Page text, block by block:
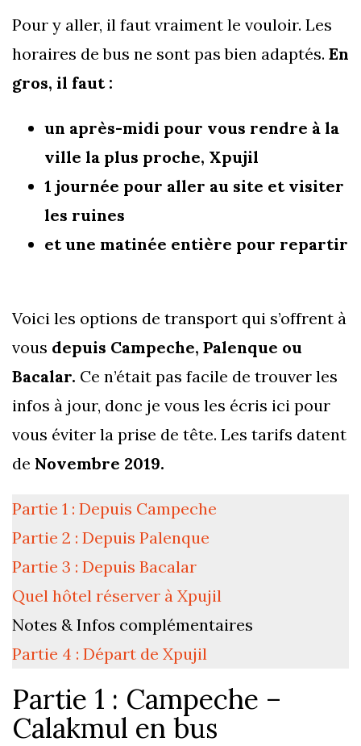
Pour y aller, il faut vraiment le vouloir. Les
horaires de bus ne sont pas bien adaptés. En
gros, il faut :
un après-midi pour vous rendre à la
ville la plus proche, Xpujil
1 journée pour aller au site et visiter
les ruines
et une matinée entière pour repartir
Voici les options de transport qui s’offrent à
vous depuis Campeche, Palenque ou
Bacalar. Ce n’était pas facile de trouver les
infos à jour, donc je vous les écris ici pour
vous éviter la prise de tête. Les tarifs datent
de Novembre 2019.
Partie 1 : Depuis Campeche
Partie 2 : Depuis Palenque
Partie 3 : Depuis Bacalar
Quel hôtel réserver à Xpujil
Notes & Infos complémentaires
Partie 4 : Départ de Xpujil
Partie 1 : Campeche –
Calakmul en bus